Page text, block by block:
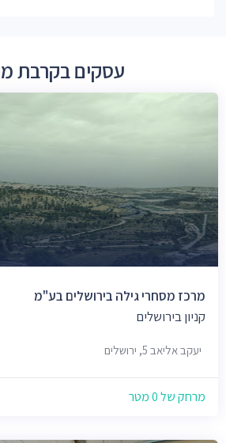
עסקים בקרבת
מרכז מסחרי גילה בירושלים בע"מ
קניון בירושלים
יעקב אליאב 5, ירושלים
מרחק של 0 מטר